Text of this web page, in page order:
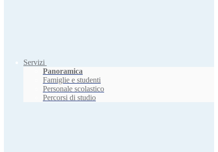
Servizi
Panoramica
Famiglie e studenti
Personale scolastico
Percorsi di studio